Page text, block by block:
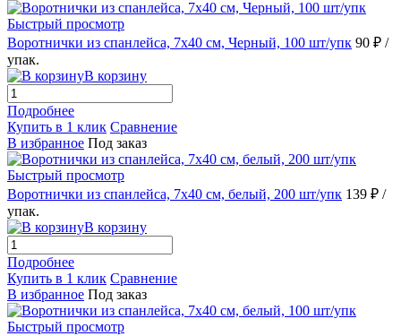
Быстрый просмотр
Воротнички из спанлейса, 7х40 см, Черный, 100 шт/упк 90 ₽ /
упак.
В корзину
Подробнее
Купить в 1 клик Сравнение
В избранное Под заказ
Быстрый просмотр
Воротнички из спанлейса, 7х40 см, белый, 200 шт/упк 139 ₽ /
упак.
В корзину
Подробнее
Купить в 1 клик Сравнение
В избранное Под заказ
Быстрый просмотр